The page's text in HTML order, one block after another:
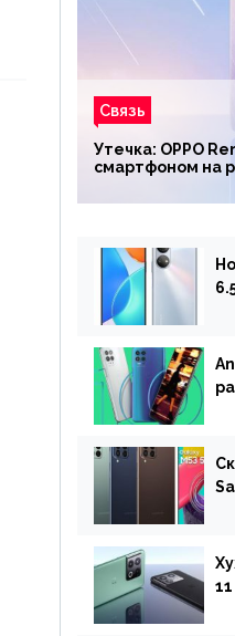
Связь
Утечка: OPPO
смартфоном на